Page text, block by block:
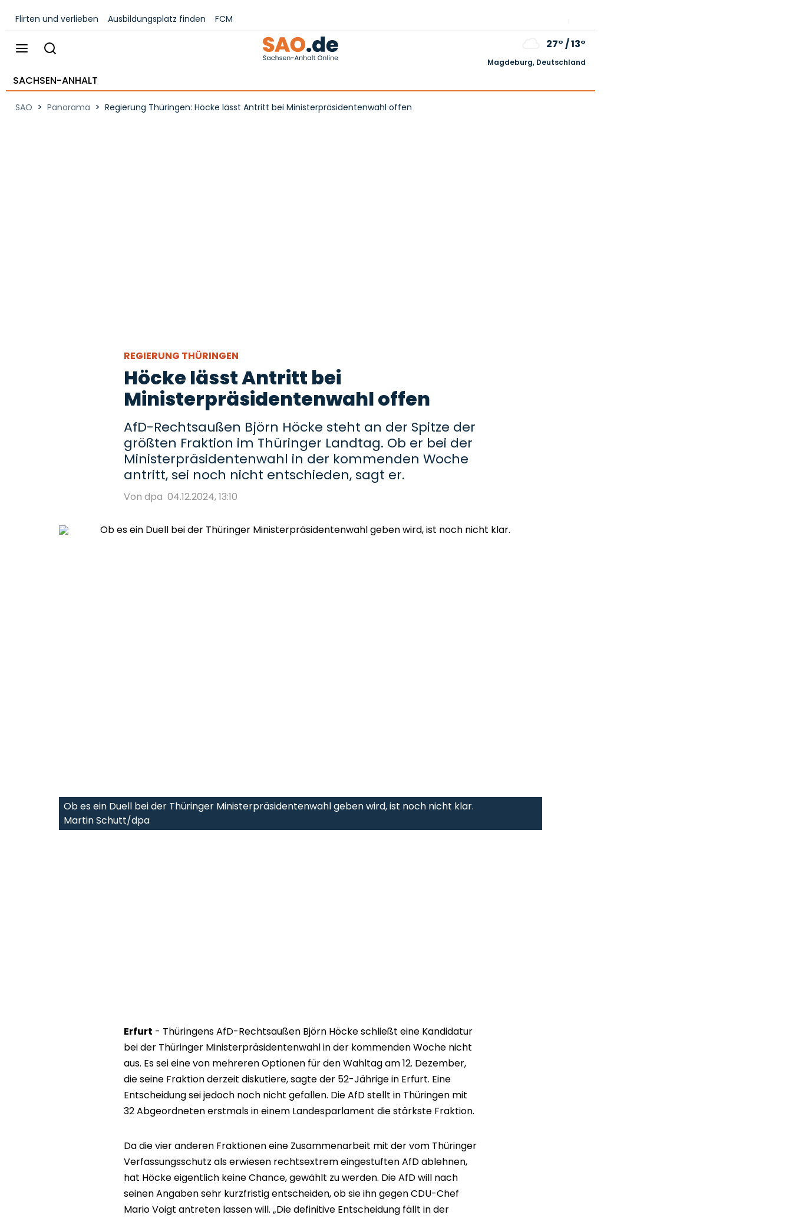
Flirten und verlieben Ausbildungsplatz finden FCM
27°/13°
Magdeburg, Deutschland
SACHSEN-ANHALT
SAO > Panorama > Regierung Thüringen: Höcke lässt Antritt bei Ministerpräsidentenwahl offen
REGIERUNG THÜRINGEN
Höcke lässt Antritt bei
Ministerpräsidentenwahl offen
AfD-Rechtsaußen Björn Höcke steht an der Spitze der
größten Fraktion im Thüringer Landtag. Ob er bei der
Ministerpräsidentenwahl in der kommenden Woche
antritt, sei noch nicht entschieden, sagt er.
Von dpa 04.12.2024, 13:10
Ob es ein Duell bei der Thüringer Ministerpräsidentenwahl geben wird, ist noch nicht klar.
Martin Schutt/dpa
Erfurt - Thüringens AfD-Rechtsaußen Björn Höcke schließt eine Kandidatur
bei der Thüringer Ministerpräsidentenwahl in der kommenden Woche nicht
aus. Es sei eine von mehreren Optionen für den Wahltag am 12. Dezember,
die seine Fraktion derzeit diskutiere, sagte der 52-Jährige in Erfurt. Eine
Entscheidung sei jedoch noch nicht gefallen. Die AfD stellt in Thüringen mit
32 Abgeordneten erstmals in einem Landesparlament die stärkste Fraktion.
Da die vier anderen Fraktionen eine Zusammenarbeit mit der vom Thüringer
Verfassungsschutz als erwiesen rechtsextrem eingestuften AfD ablehnen,
hat Höcke eigentlich keine Chance, gewählt zu werden. Die AfD will nach
seinen Angaben sehr kurzfristig entscheiden, ob sie ihn gegen CDU-Chef
Mario Voigt antreten lassen will. „Die definitive Entscheidung fällt in der